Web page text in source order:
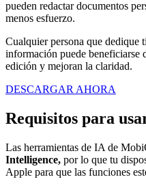
pueden redactar documentos
menos esfuerzo.
Cualquier persona que dedique
información puede beneficiarse
edición y mejoran la claridad.
DESCARGAR AHORA
Requisitos para
Las herramientas de IA de
Intelligence, por lo que tu
Apple para que las funciones